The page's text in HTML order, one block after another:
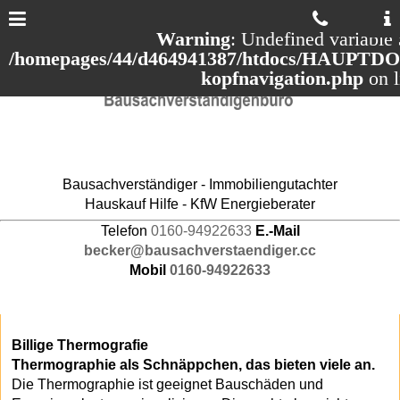
Warning: Undefined variable
/homepages/44/d464941387/htdocs/
kopfnavigation.php on
Bausachverständiger - Immobiliengutachter
Hauskauf Hilfe - KfW Energieberater
Telefon 0160-94922633 E.-Mail
becker@bausachverstaendiger.cc
Mobil 0160-94922633
Billige Thermografie
Thermographie als Schnäppchen, das bieten viele an.
Die Thermographie ist geeignet Bauschäden und